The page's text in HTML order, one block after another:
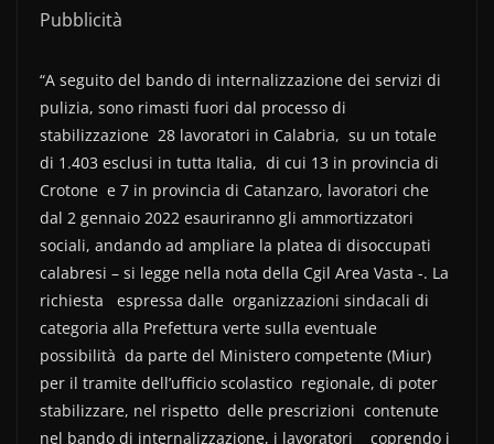
Pubblicità
“A seguito del bando di internalizzazione dei servizi di
pulizia, sono rimasti fuori dal processo di
stabilizzazione 28 lavoratori in Calabria, su un totale
di 1.403 esclusi in tutta Italia, di cui 13 in provincia di
Crotone e 7 in provincia di Catanzaro, lavoratori che
dal 2 gennaio 2022 esauriranno gli ammortizzatori
sociali, andando ad ampliare la platea di disoccupati
calabresi – si legge nella nota della Cgil Area Vasta -. La
richiesta espressa dalle organizzazioni sindacali di
categoria alla Prefettura verte sulla eventuale
possibilità da parte del Ministero competente (Miur)
per il tramite dell’ufficio scolastico regionale, di poter
stabilizzare, nel rispetto delle prescrizioni contenute
nel bando di internalizzazione, i lavoratori coprendo i